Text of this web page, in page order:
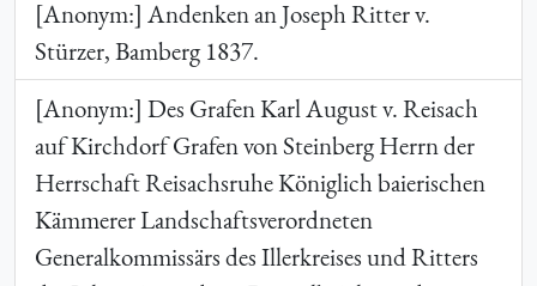
[Anonym:] Andenken an Joseph Ritter v.
Stürzer, Bamberg 1837.
[Anonym:] Des Grafen Karl August v. Reisach
auf Kirchdorf Grafen von Steinberg Herrn der
Herrschaft Reisachsruhe Königlich baierischen
Kämmerer Landschaftsverordneten
Generalkommissärs des Illerkreises und Ritters